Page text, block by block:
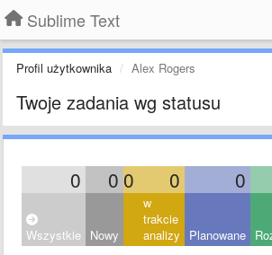
Sublime Text
Profil użytkownika Alex Rogers
Twoje zadania wg statusu
0 0 0 0 0
Wszystkie Nowy
w
trakcie
analizy
Planowane